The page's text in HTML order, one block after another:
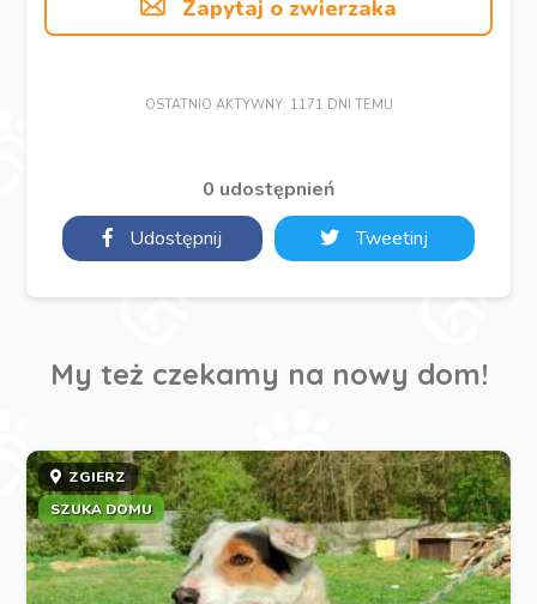
Zapytaj o zwierzaka
OSTATNIO AKTYWNY: 1171 DNI TEMU
0 udostępnień
Udostępnij
Tweetinj
My też czekamy na nowy dom!
ZGIERZ
SZUKA DOMU